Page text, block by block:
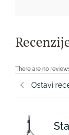
There are no
Ostavi